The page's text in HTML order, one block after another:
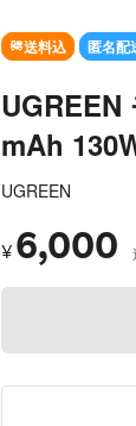
送料込 匿名配
UGREEN
mAh
UGREEN
¥ 6,000